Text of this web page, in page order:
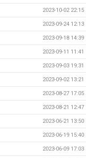
2023-10-02 22:15
2023-09-24 12:13
2023-09-18 14:39
2023-09-11 11:41
2023-09-03 19:31
2023-09-02 13:21
2023-08-27 17:05
2023-08-21 12:47
2023-06-21 13:50
2023-06-19 15:40
2023-06-09 17:03